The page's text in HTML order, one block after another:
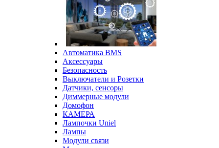
Автоматика BMS
Аксессуары
Безопасность
Выключатели и Розетки
Датчики, сенсоры
Диммерные модули
Домофон
КАМЕРА
Лампочки Uniel
Лампы
Модули связи